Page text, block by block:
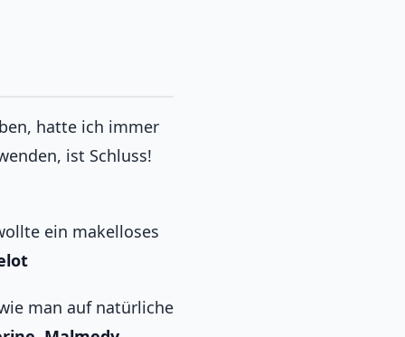
hatte ich immer
ist Schluss!
ein makelloses
man auf natürliche